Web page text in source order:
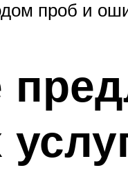
проб и